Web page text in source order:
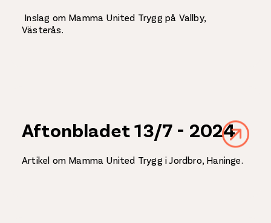
Inslag om Mamma United Trygg på Vallby,
Västerås.
Aftonbladet 13/7 - 2024
Artikel om Mamma United Trygg i Jordbro, Haninge.